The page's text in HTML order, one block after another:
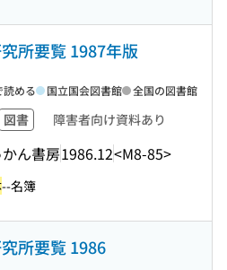
所要覧 1987年版
図書 障害者向け資料あり
ん書房1986.12<M8-85>
読める 国立国会図書館 全国の図書館
--名簿
所要覧 1986